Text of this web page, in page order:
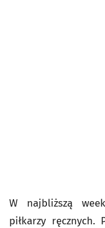
W najbliższą
piłkarzy ręcznych.